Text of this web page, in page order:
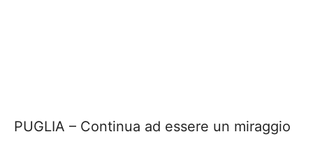
PUGLIA – Continua ad essere un miraggio